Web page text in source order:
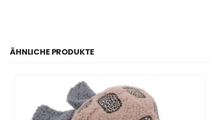
ÄHNLICHE PRODUKTE